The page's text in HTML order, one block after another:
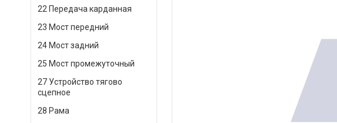
22 Передача карданная
23 Мост передний
24 Мост задний
25 Мост промежуточный
27 Устройство тягово
сцепное
28 Рама